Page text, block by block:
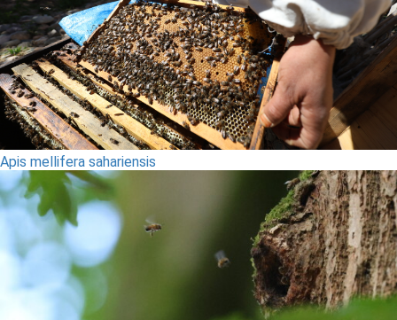
Apis mellifera sahariensis